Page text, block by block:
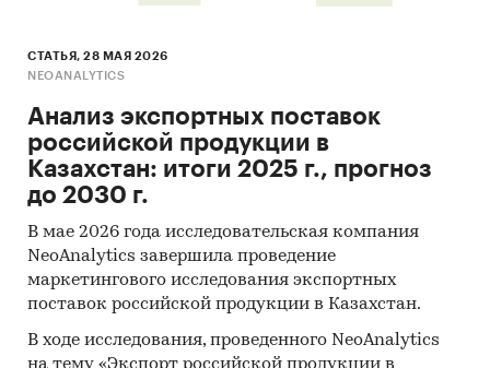
СТАТЬЯ, 28 МАЯ 2026
NEOANALYTICS
Анализ экспортных поставок
российской продукции в
Казахстан: итоги 2025 г., прогноз
до 2030 г.
В мае 2026 года исследовательская компания
NeoAnalytics завершила проведение
маркетингового исследования экспортных
поставок российской продукции в Казахстан.
В ходе исследования, проведенного NeoAnalytics